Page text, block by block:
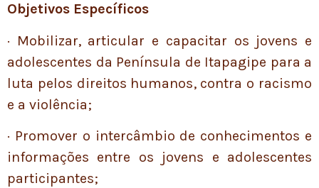
Objetivos Específicos
· Mobilizar, articular e capacitar os jovens e
adolescentes da Península de Itapagipe para a
luta pelos direitos humanos, contra o racismo
e a violência;
· Promover o intercâmbio de conhecimentos e
informações entre os jovens e adolescentes
participantes;